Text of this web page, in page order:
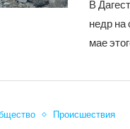
В
недр на
мае
Происшествия